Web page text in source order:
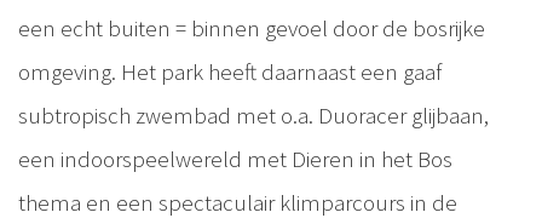
een echt buiten = binnen gevoel door de bosrijke
omgeving. Het park heeft daarnaast een gaaf
subtropisch zwembad met o.a. Duoracer glijbaan,
een indoorspeelwereld met Dieren in het Bos
thema en een spectaculair klimparcours in de